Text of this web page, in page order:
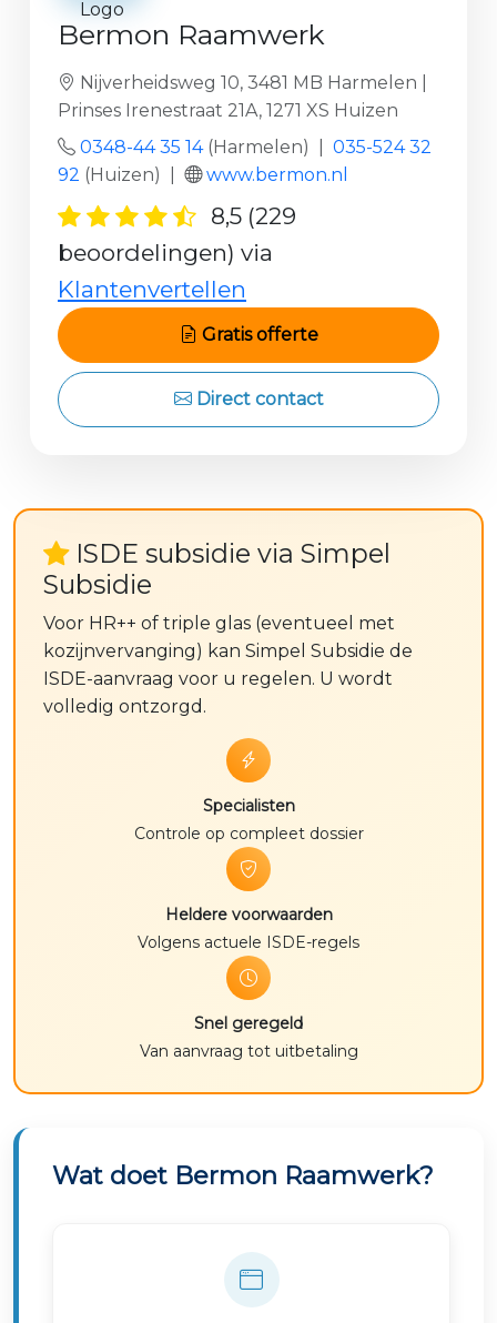
Bermon Raamwerk
Nijverheidsweg 10, 3481 MB Harmelen |
Prinses Irenestraat 21A, 1271 XS Huizen
0348-44 35 14(Harmelen) | 035-524 32
92 (Huizen) | www.bermon.nl
8,5 (229
beoordelingen) via
Klantenvertellen
Gratis offerte
Direct contact
ISDE subsidie via Simpel
Subsidie
Voor HR++ of triple glas (eventueel met
kozijnvervanging) kan Simpel Subsidie de
ISDE-aanvraag voor u regelen. U wordt
volledig ontzorgd.
Specialisten
Controle op compleet dossier
Heldere voorwaarden
Volgens actuele ISDE-regels
Snel geregeld
Van aanvraag tot uitbetaling
Wat doet Bermon Raamwerk?